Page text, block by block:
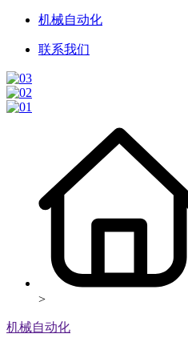
机械自动化
联系我们
>
机械自动化